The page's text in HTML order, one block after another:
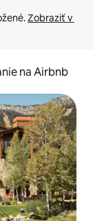
Zobraziť v
na Airbnb